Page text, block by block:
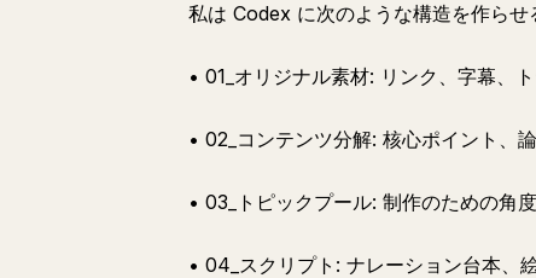
私は Codex に次のような構造を作らせ
• 01_オリジナル素材: リンク、字幕、
• 02_コンテンツ分解: 核心ポイント、
• 03_トピックプール: 制作のための角
• 04_スクリプト: ナレーション台本、